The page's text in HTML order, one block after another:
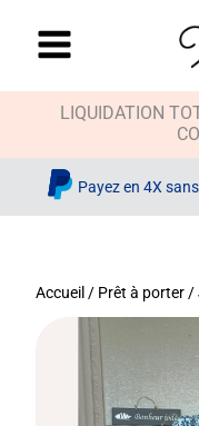
LIQUIDATION
Payez en 4X
Accueil / Prêt à porter /